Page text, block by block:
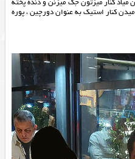
کنار میزتون جک میزنن و دنده پخته
کنار استیک به عنوان دورچین ، پوره